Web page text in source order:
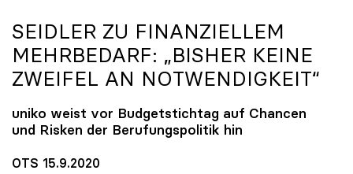
SEIDLER ZU FINANZIELLEM
MEHRBEDARF: „BISHER KEINE
ZWEIFEL AN NOTWENDIGKEIT“
uniko weist vor Budgetstichtag auf Chancen
und Risken der Berufungspolitik hin
OTS 15.9.2020